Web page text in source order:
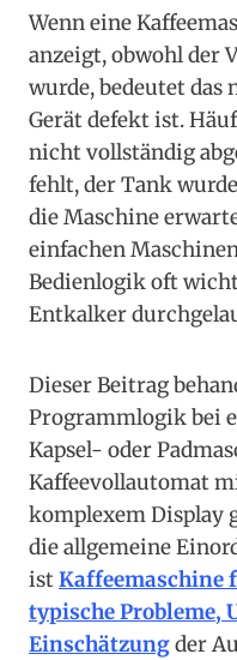
Wenn eine
anzeigt, obwohl der
wurde, bedeutet das
Gerät defekt ist.
nicht vollständig
fehlt, der Tank
die Maschine
einfachen
Bedienlogik oft
Entkalker
Dieser Beitrag
Programmlogik bei
Kapsel- oder
Kaffeevollautomat
komplexem Display
die allgemeine
ist
typische Probleme,
Einschätzungder